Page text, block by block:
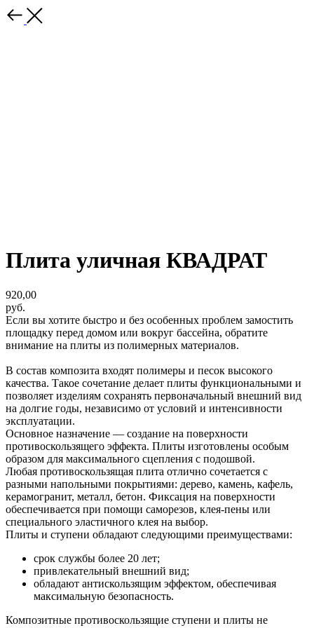
Плита уличная КВАДРАТ
920,00
руб.
Если вы хотите быстро и без особенных проблем замостить
площадку перед домом или вокруг бассейна, обратите
внимание на плиты из полимерных материалов.
В состав композита входят полимеры и песок высокого
качества. Такое сочетание делает плиты функциональными и
позволяет изделиям сохранять первоначальный внешний вид
на долгие годы, независимо от условий и интенсивности
эксплуатации.
Основное назначение — создание на поверхности
противоскользящего эффекта. Плиты изготовлены особым
образом для максимального сцепления с подошвой.
Любая противоскользящая плита отлично сочетается с
разными напольными покрытиями: дерево, камень, кафель,
керамогранит, металл, бетон. Фиксация на поверхности
обеспечивается при помощи саморезов, клея-пены или
специального эластичного клея на выбор.
Плиты и ступени обладают следующими преимуществами:
срок службы более 20 лет;
привлекательный внешний вид;
обладают антискользящим эффектом, обеспечивая
максимальную безопасность.
Композитные противоскользящие ступени и плиты не